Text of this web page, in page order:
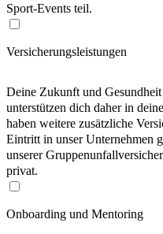
Sport-Events teil.
Versicherungsleistungen
Deine Zukunft und
unterstützen dich daher in
haben weitere zusätzliche
Eintritt in unser Unternehmen
unserer
privat.
Onboarding und Mentoring